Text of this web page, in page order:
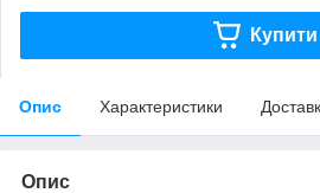
Купити
Опис Характеристики
Опис